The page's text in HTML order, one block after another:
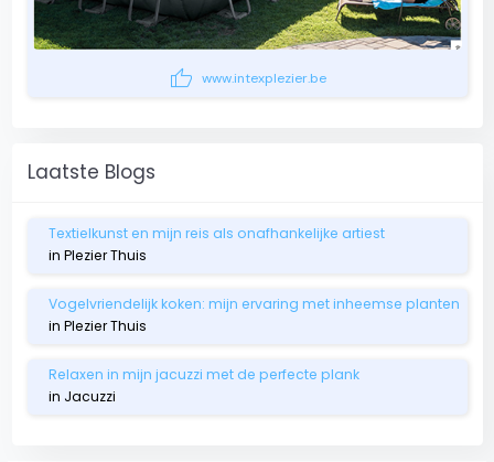
thumb_up www.intexplezier.be
Laatste Blogs
Textielkunst en mijn reis als onafhankelijke artiest
in Plezier Thuis
Vogelvriendelijk koken: mijn ervaring met inheemse planten
in Plezier Thuis
Relaxen in mijn jacuzzi met de perfecte plank
in Jacuzzi